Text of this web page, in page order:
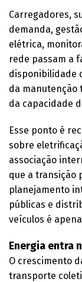
Carregadores,
demanda,
elétrica,
rede passam a
disponibilidade
da manutenção
da capacidade
Esse ponto é
sobre
associação
que a transição
planejamento
públicas e
veículos é
Energia entra
O crescimento
transporte